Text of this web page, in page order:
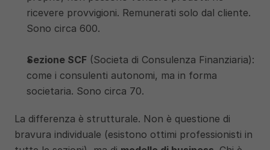
ricevere provvigioni. Remunerati solo dal cliente.
Sono circa 600.
Sezione SCF (Societa di Consulenza Finanziaria):
come i consulenti autonomi, ma in forma
societaria. Sono circa 70.
La differenza è strutturale. Non è questione di
bravura individuale (esistono ottimi professionisti in